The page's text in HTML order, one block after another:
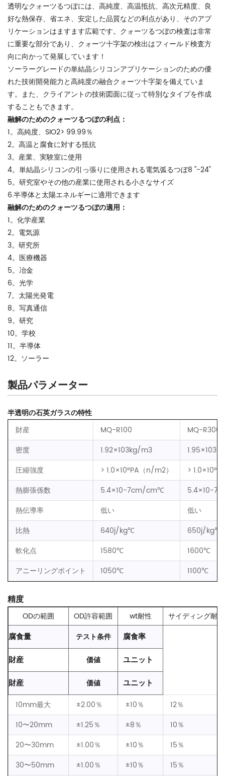
透明なクォーツるつぼには、高純度、高温抵抗、高次元精度、良
好な熱保存、省エネ、安定した品質などの利点があり、そのアプ
リケーションはますます広範です。クォーツるつぼの検査は非常
に重要な部分であり、クォーツ十字架の検出はフィールド検査方
向に向かって発展しています！
ソーラーグレードの単結晶シリコンアプリケーションのための優
れた技術開発能力と高純度の融合クォーツ十字架を備えていま
す。また、クライアントの技術図面に従って特別なタイプを作成
することもできます。
融解のためのクォーツるつぼの利点：
1。高純度、SIO2> 99.99％
2。高温と腐食に対する抵抗
3。産業、実験室に使用
4。単結晶シリコンの引っ張りに使用される電気弧るつぼ8 "-24"
5。研究室やその他の産業に使用される小さなサイズ
6.半導体と太陽エネルギーに適用できます
融解のためのクォーツるつぼの適用：
1。化学産業
2。電気源
3。研究所
4。医療機器
5。冶金
6。光学
7。太陽光発電
8。写真通信
9。研究
10。学校
11。半導体
12。ソーラー
製品パラメーター
半透明の石英ガラスの特性
財産
MQ-R100
MQ-
密度
1.92×103kg/m3
圧縮強度
> 1.0×10°PA（n/m2）
>
熱膨張係数
5.4×10-7cm/cm℃
5.4×10-
熱伝導率
低い
低い
比熱
640j/kg℃
650j/kg℃
軟化点
1580℃
1600℃
アニーリングポイント
1050℃ 1100℃
精度
ODの範囲 OD許容範囲 wt耐性 サイディング耐性
腐食量 テスト条件
腐食率
財産
価値
ユニット
財産
価値 ユニット
10mm最大 ±2.00％ ±10％
12％
10〜20mm
±1.25％ ±8％
10％
20〜30mm
±1.00％ ±10％
15％
30〜50mm
±1.00％ ±10％ 15％